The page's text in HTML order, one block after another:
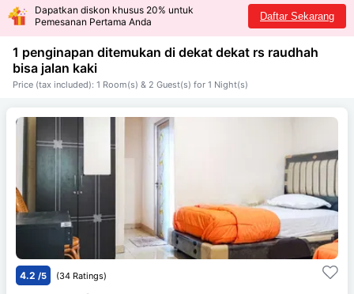
Dapatkan diskon khusus 20% untuk
Pemesanan Pertama Anda
Daftar Sekarang
1 penginapan ditemukan di dekat dekat rs raudhah
bisa jalan kaki
Price (tax included): 1 Room(s) & 2 Guest(s) for 1 Night(s)
4.2 /5 (34 Ratings)